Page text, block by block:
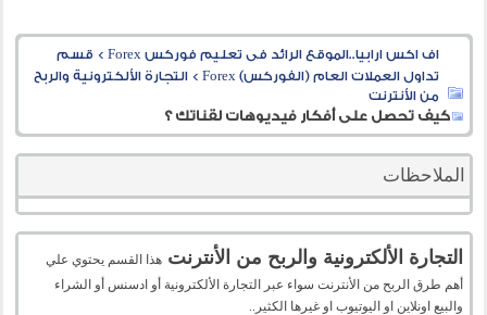
اف اكس ارابيا..الموقع الرائد فى تعليم فوركس Forex > قسم
تداول العملات العام (الفوركس) Forex
>التجارة الألكترونية والربح
من الأنترنت
كيف تحصل على أفكار فيديوهات لقناتك ؟
الملاحظات
التجارة الألكترونية والربح من الأنترنت هذا القسم يحتوي علي
أهم طرق الربح من الأنترنت سواء عبر التجارة الألكترونية أو ادسنس أو الشراء
والبيع اونلاين او اليوتيوب او غيرها الكثير..